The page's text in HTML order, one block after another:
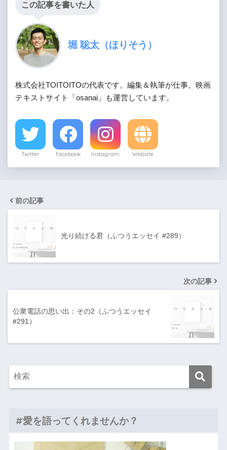
この記事を書いた人
堀 聡太（ほりそう）
株式会社TOITOITOの代表です。編集＆執筆が仕事。映画
テキストサイト「osanai」も運営しています。
Twitter Facebook Instagram Website
前の記事
光り続ける君（ふつうエッセイ #289）
次の記事
公衆電話の思い出：その2（ふつうエッセイ
#291）
#愛を語ってくれませんか？